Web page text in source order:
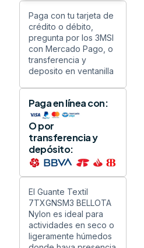
Paga con tu tarjeta de
crédito o débito,
pregunta por los 3MSI
con Mercado Pago, o
transferencia y
deposito en ventanilla
Paga en línea con:
O por
transferencia y
depósito:
El Guante Textil
7TXGNSM3 BELLOTA
Nylon es ideal para
actividades en seco o
ligeramente húmedos